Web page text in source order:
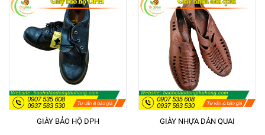
GIÀY BẢO HỘ DPH GIÀY NHỰA DÁN QUAI